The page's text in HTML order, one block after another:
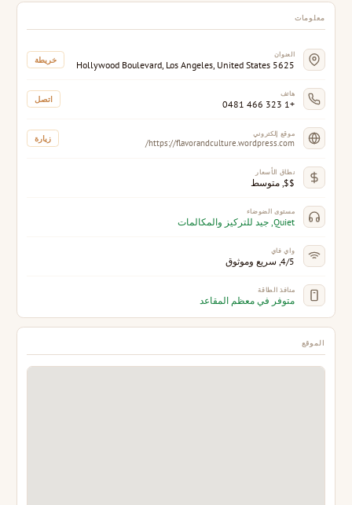
معلومات
العنوان
5625 Hollywood Boulevard, Los Angeles, United States خريطة
هاتف
+1 323 466 0481 اتصل
موقع إلكتروني
https://flavorandculture.wordpress.com/ زيارة
نطاق الأسعار
$$, متوسط
مستوى الضوضاء
Quiet, جيد للتركيز والمكالمات
واي فاي
4/5, سريع وموثوق
منافذ الطاقة
متوفر في معظم المقاعد
الموقع